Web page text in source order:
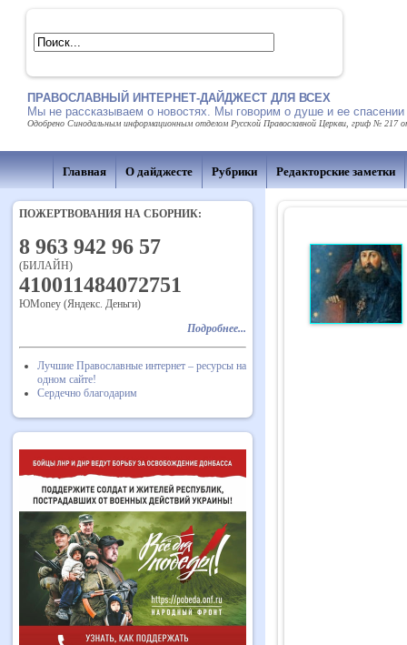
ПРАВОСЛАВНЫЙ ИНТЕРНЕТ-ДАЙДЖЕСТ ДЛЯ ВСЕХ
Мы не рассказываем о новостях. Мы говорим о душе и ее спасении
Одобрено Синодальным информационным отделом Русской Православной Церкви, гриф № 217
Главная О дайджесте Рубрики Редакторские заметки
ПОЖЕРТВОВАНИЯ НА СБОРНИК:
8 963 942 96 57
(БИЛАЙН)
410011484072751
ЮMoney (Яндекс. Деньги)
Подробнее...
Лучшие Православные интернет – ресурсы на
одном сайте!
Сердечно благодарим